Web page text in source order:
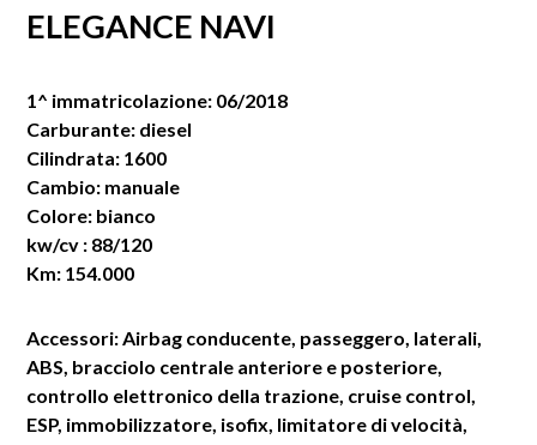
ELEGANCE NAVI
1^ immatricolazione: 06/2018
Carburante: diesel
Cilindrata: 1600
Cambio: manuale
Colore: bianco
kw/cv : 88/120
Km: 154.000
Accessori: Airbag conducente, passeggero, laterali,
ABS, bracciolo centrale anteriore e posteriore,
controllo elettronico della trazione, cruise control,
ESP, immobilizzatore, isofix, limitatore di velocità,